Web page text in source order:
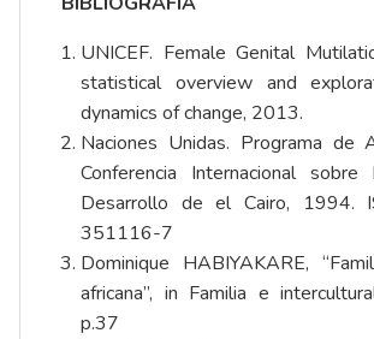
UNICEF. Female Genital
statistical overview and
dynamics of change, 2013.
Naciones Unidas. Programa de
Conferencia Internacional
Desarrollo de el Cairo, 1994.
351116-7
Dominique HABIYAKARE,
africana”, in Familia e
p.37